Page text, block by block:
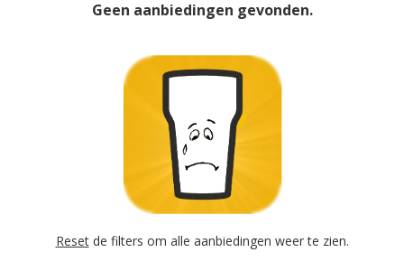
Geen aanbiedingen gevonden.
Resetde filters om alle aanbiedingen weer te zien.